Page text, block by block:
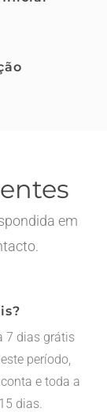
em
7 dias grátis
período,
e toda a
dias.